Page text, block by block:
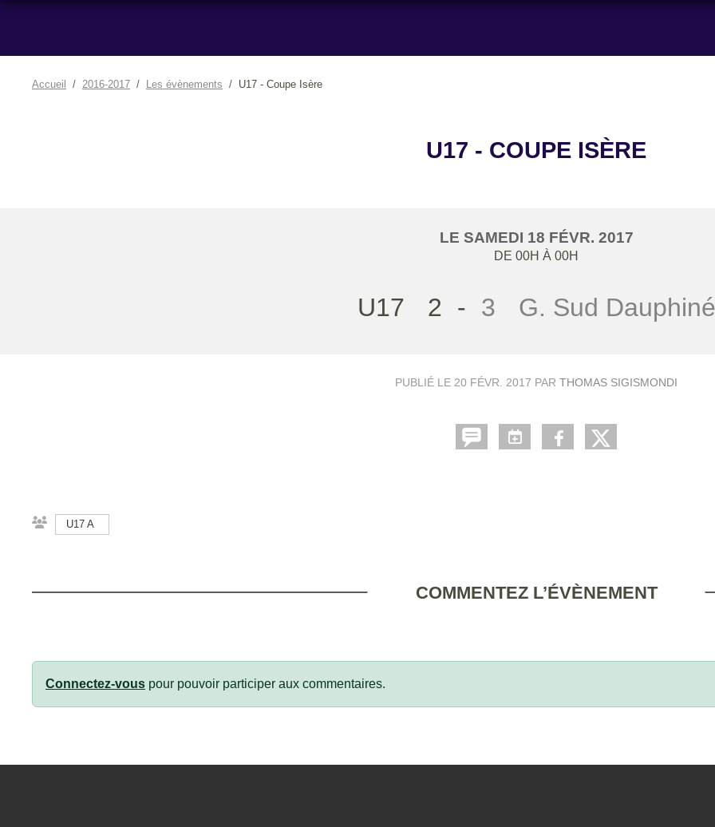
Accueil 2016-2017 Les évènements U17 - Coupe Isère
U17 - COUPE ISÈRE
LE SAMEDI 18 FÉVR. 2017
DE 00H À 00H
U17 2 - 3 G. Sud Dauphiné
PUBLIÉ LE 20 FÉVR. 2017 PAR THOMAS SIGISMONDI
U17 A
COMMENTEZ L’ÉVÈNEMENT
Connectez-vous pour pouvoir participer aux commentaires.